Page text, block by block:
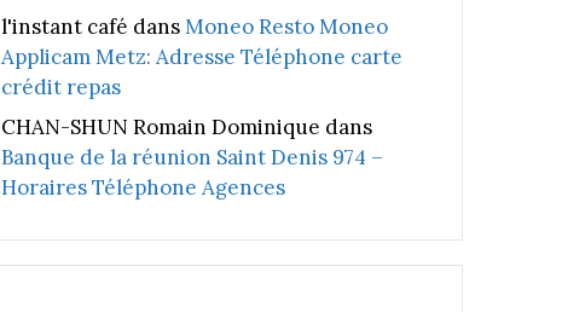
l'instant café dansMoneo Resto Moneo
Applicam Metz: Adresse Téléphone carte
crédit repas
CHAN-SHUN Romain Dominique dans
Banque de la réunion Saint Denis 974 –
Horaires Téléphone Agences